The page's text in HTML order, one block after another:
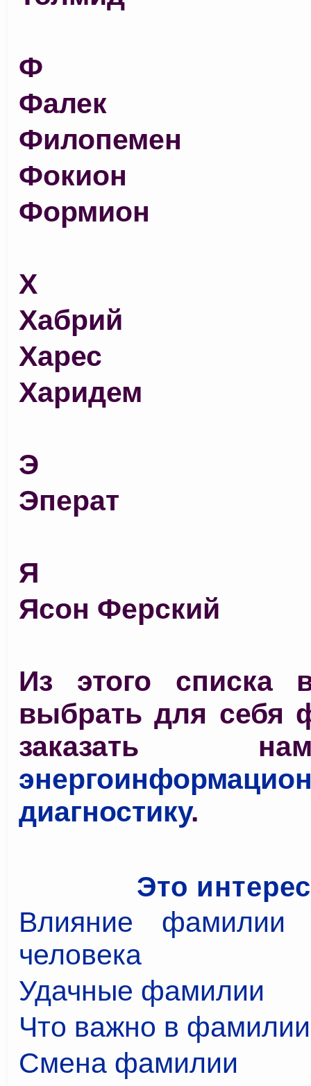
Ф
Фалек
Филопемен
Фокион
Формион
Х
Хабрий
Харес
Харидем
Э
Эперат
Я
Ясон Ферский
Из этого списка
выбрать для себя
заказать
диагностику.
Это
Влияние фамилии
человека
Удачные фамилии
Что важно в фамилии
Смена фамилии